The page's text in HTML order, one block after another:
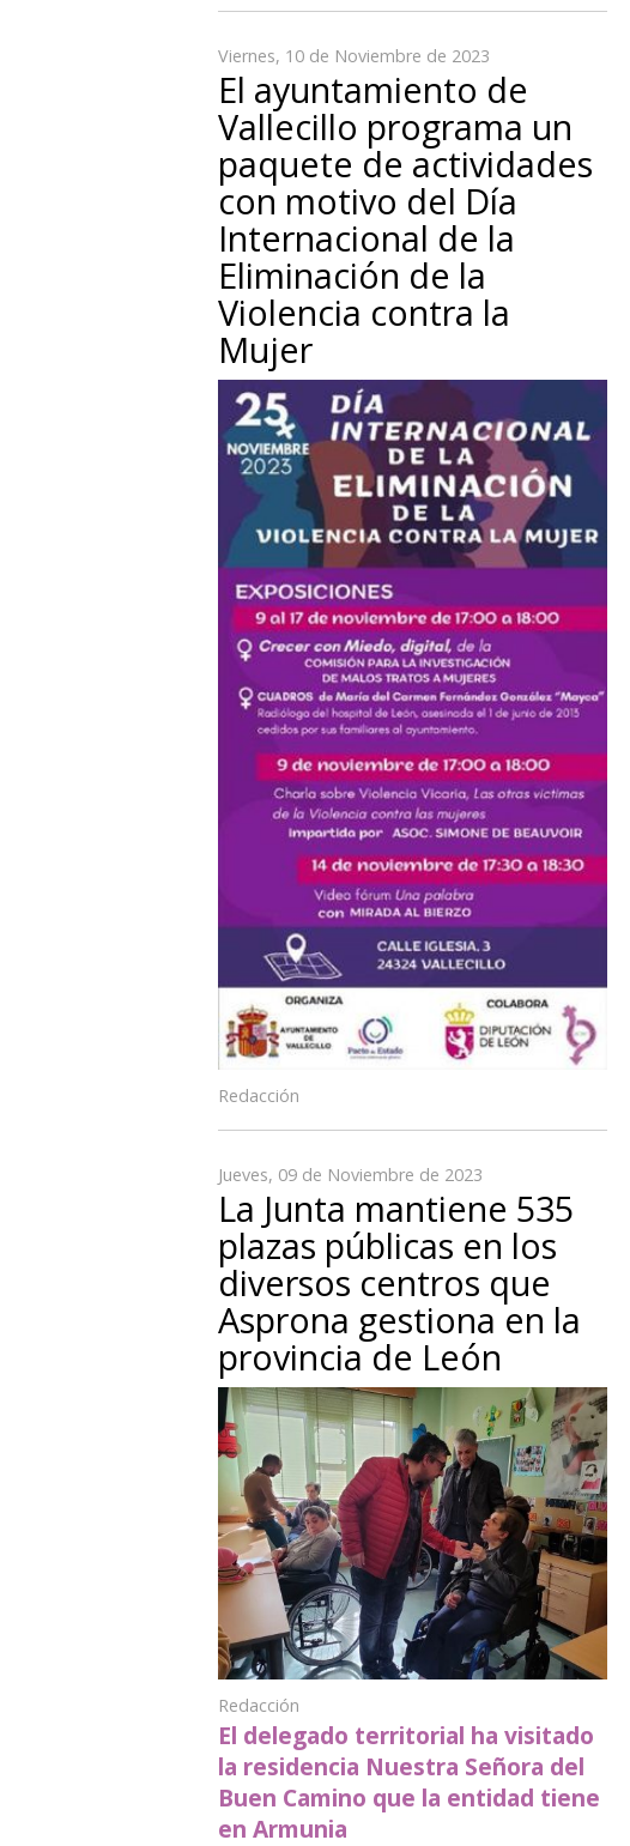
Viernes, 10 de Noviembre de 2023
El ayuntamiento de
Vallecillo programa un
paquete de actividades
con motivo del Día
Internacional de la
Eliminación de la
Violencia contra la
Mujer
Redacción
Jueves, 09 de Noviembre de 2023
La Junta mantiene 535
plazas públicas en los
diversos centros que
Asprona gestiona en la
provincia de León
Redacción
El delegado territorial ha visitado
la residencia Nuestra Señora del
Buen Camino que la entidad tiene
en Armunia